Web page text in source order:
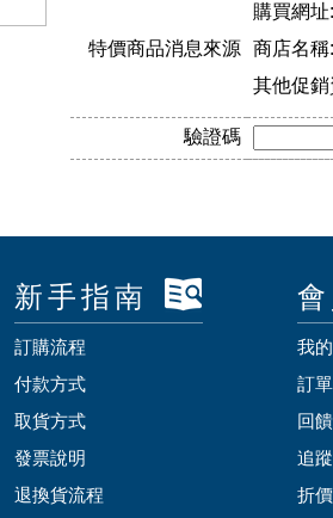
特價商品消息來源
購買網址:
商店名稱:
其他促
驗證碼
新手指南
訂購流程
付款方式
取貨方式
發票說明
退換貨流程
我
訂
回
追
折